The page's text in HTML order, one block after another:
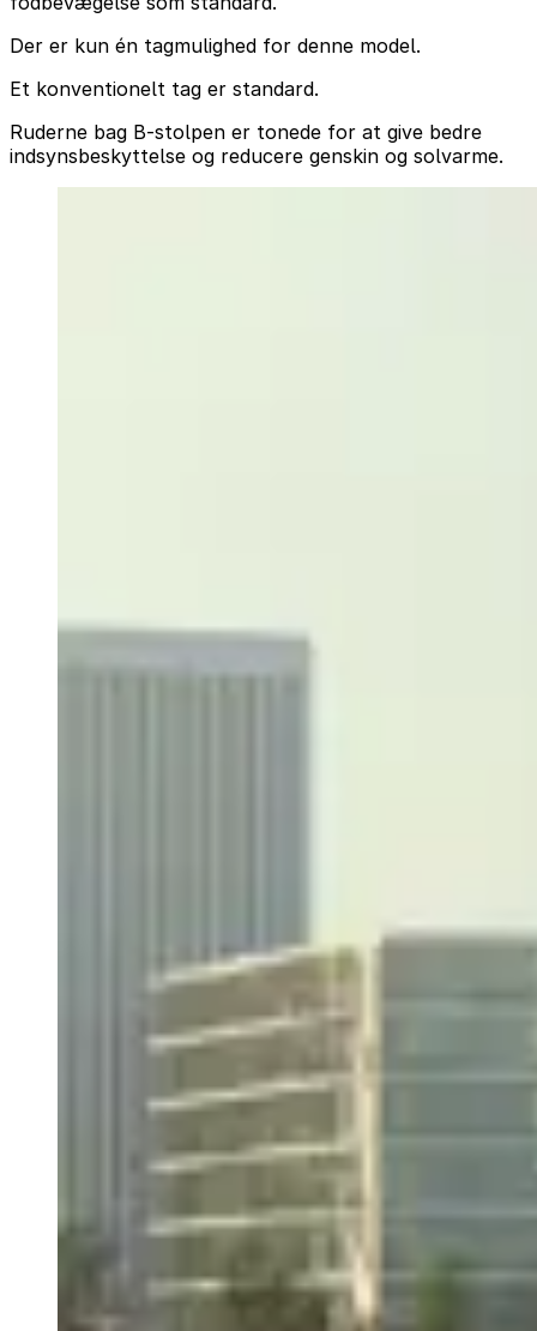
Der er kun én tagmulighed for denne model.
Et konventionelt tag er standard.
Ruderne bag B-stolpen er tonede for at give bedre
indsynsbeskyttelse og reducere genskin og solvarme.